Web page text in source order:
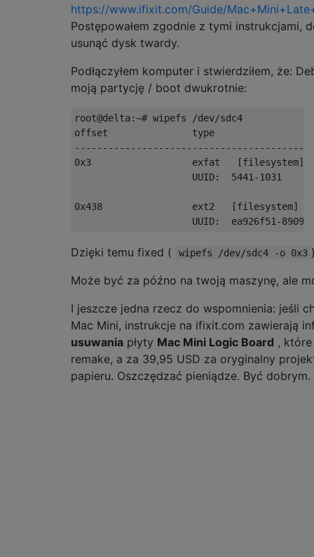
https://www.ifixit.com/Guide/
Postępowałem zgodnie z tymi instrukcjami,
usunąć dysk twardy.
Podłączyłem komputer i stwierdziłem, że:
moją partycję / boot dwukrotnie:
root@delta:~# wipefs /dev/sdc4
offset               type
0x3                  exfat   [filesystem]
                     UUID:  5441-1031
0x438                ext2   [filesystem]
Dzięki temu fixed ( wipefs /dev/sdc4 -o 0x3
Może być za późno na twoją maszynę, ale
I jeszcze jedna rzecz do wspomnienia: jeśli
Mac Mini, instrukcje na ifixit.com zawierają
usuwania płyty Mac Mini Logic Board ,
remake, a za 39,95 USD za oryginalny
papieru. Oszczędzać pieniądze. Być dobrym.